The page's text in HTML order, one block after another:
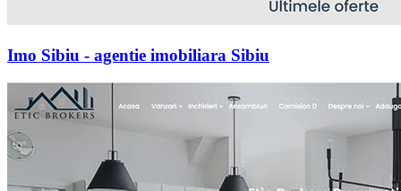
Imo Sibiu - agentie imobiliara Sibiu